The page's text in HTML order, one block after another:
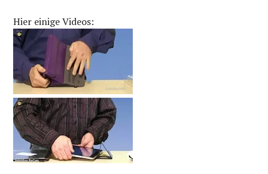
Hier einige Videos: